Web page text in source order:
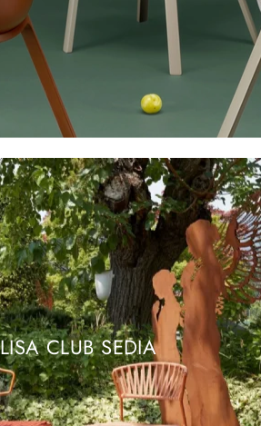
LISA CLUB SEDIA